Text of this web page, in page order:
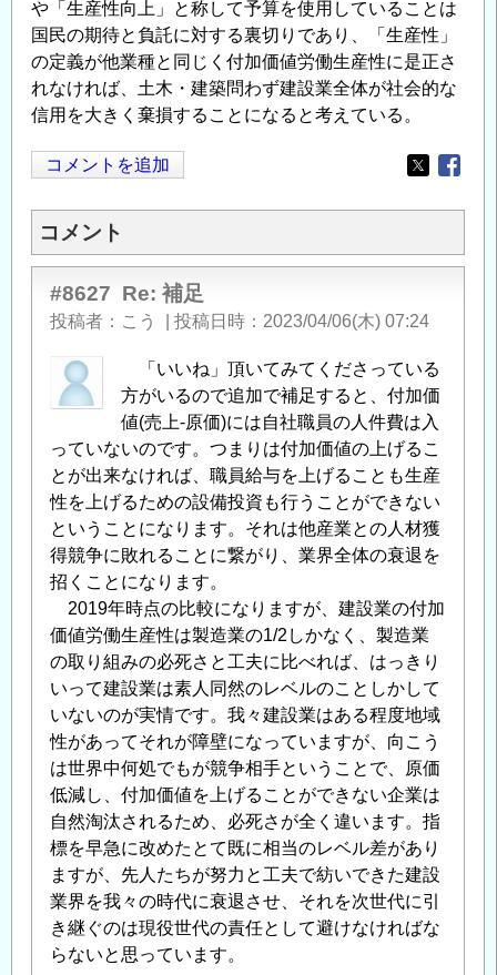
や「⽣産性向上」と称して予算を使⽤していることは
国⺠の期待と負託に対する裏切りであり、「⽣産性」
の定義が他業種と同じく付加価値労働⽣産性に是正さ
れなければ、⼟⽊・建築問わず建設業全体が社会的な
信⽤を⼤きく棄損することになると考えている。
コメントを追加
Opens in
コメント
#8627 Re: 補足
投稿者 こう 投稿日時 2023/04/06(木) 07:24
「いいね」頂いてみてくださっている
方がいるので追加で補足すると、付加価
値(売上-原価)には自社職員の人件費は入
っていないのです。つまりは付加価値の上げるこ
とが出来なければ、職員給与を上げることも生産
性を上げるための設備投資も行うことができない
ということになります。それは他産業との人材獲
得競争に敗れることに繋がり、業界全体の衰退を
招くことになります。
2019年時点の比較になりますが、建設業の付加
価値労働生産性は製造業の1/2しかなく、製造業
の取り組みの必死さと工夫に比べれば、はっきり
いって建設業は素人同然のレベルのことしかして
いないのが実情です。我々建設業はある程度地域
性があってそれが障壁になっていますが、向こう
は世界中何処でもが競争相手ということで、原価
低減し、付加価値を上げることができない企業は
自然淘汰されるため、必死さが全く違います。指
標を早急に改めたとて既に相当のレベル差があり
ますが、先人たちが努力と工夫で紡いできた建設
業界を我々の時代に衰退させ、それを次世代に引
き継ぐのは現役世代の責任として避けなければな
らないと思っています。